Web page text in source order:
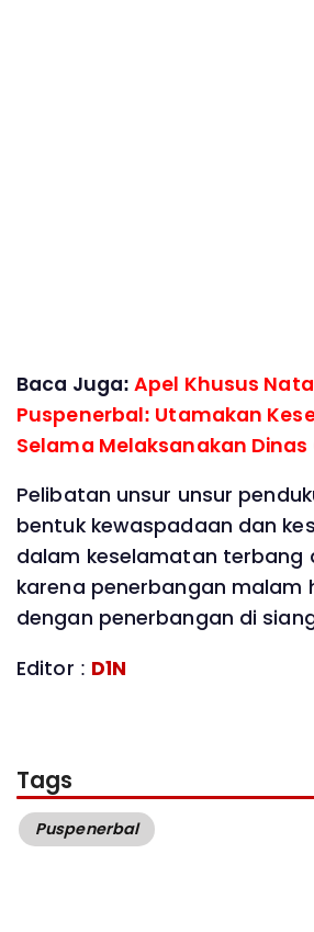
Baca Juga:Apel Khusus
Puspenerbal: Utamakan
Selama Melaksanakan
Pelibatan unsur unsur
bentuk kewaspadaan dan
dalam keselamatan terbang
karena penerbangan malam
dengan penerbangan di
Editor : D1N
Tags
Puspenerbal